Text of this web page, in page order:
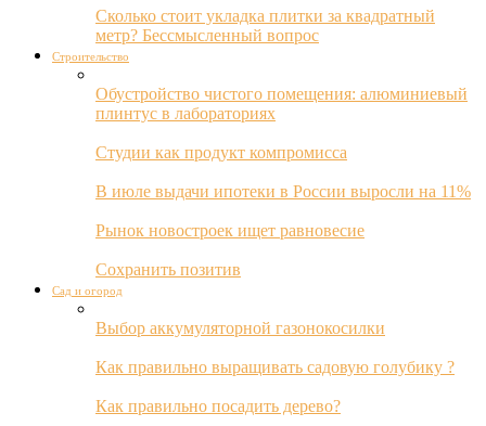
Сколько стоит укладка плитки за квадратный
метр? Бессмысленный вопрос
Строительство
Обустройство чистого помещения: алюминиевый
плинтус в лабораториях
Студии как продукт компромисса
В июле выдачи ипотеки в России выросли на 11%
Рынок новостроек ищет равновесие
Сохранить позитив
Сад и огород
Выбор аккумуляторной газонокосилки
Как правильно выращивать садовую голубику ?
Как правильно посадить дерево?